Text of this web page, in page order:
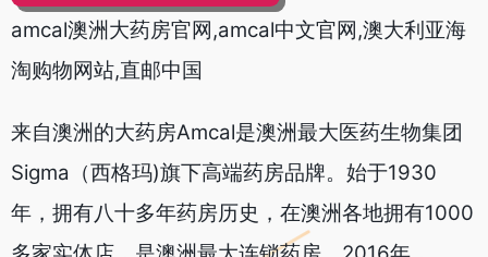
amcal澳洲大药房官网,amcal中文官网,澳大利亚海
淘购物网站,直邮中国
来自澳洲的大药房Amcal是澳洲最大医药生物集团
Sigma（西格玛)旗下高端药房品牌。始于1930
年，拥有八十多年药房历史，在澳洲各地拥有1000